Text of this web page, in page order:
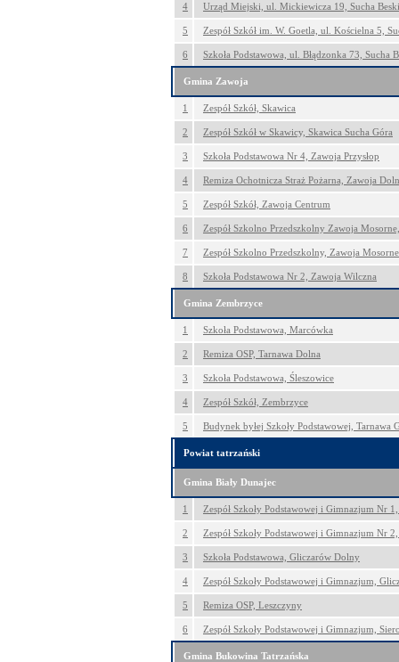
4 Urząd Miejski, ul. Mickiewicza 19, Sucha
5 Zespół Szkół im. W. Goetla, ul. Kościelna 5,
6 Szkoła Podstawowa, ul. Błądzonka 73, Sucha
Gmina Zawoja
1 Zespół Szkół, Skawica
2 Zespół Szkół w Skawicy, Skawica Sucha Góra
3 Szkoła Podstawowa Nr 4, Zawoja Przysłop
4 Remiza Ochotnicza Straż Pożarna, Zawoja
5 Zespół Szkół, Zawoja Centrum
6 Zespół Szkolno Przedszkolny Zawoja
7 Zespół Szkolno Przedszkolny, Zawoja Mosorne
8 Szkoła Podstawowa Nr 2, Zawoja Wilczna
Gmina Zembrzyce
1 Szkoła Podstawowa, Marcówka
2 Remiza OSP, Tarnawa Dolna
3 Szkoła Podstawowa, Śleszowice
4 Zespół Szkół, Zembrzyce
5 Budynek byłej Szkoły Podstawowej, Tarnawa
Powiat tatrzański
Gmina Biały Dunajec
1 Zespół Szkoły Podstawowej i Gimnazjum Nr
2 Zespół Szkoły Podstawowej i Gimnazjum Nr
3 Szkoła Podstawowa, Gliczarów Dolny
4 Zespół Szkoły Podstawowej i Gimnazjum,
5 Remiza OSP, Leszczyny
6 Zespół Szkoły Podstawowej i Gimnazjum,
Gmina Bukowina Tatrzańska